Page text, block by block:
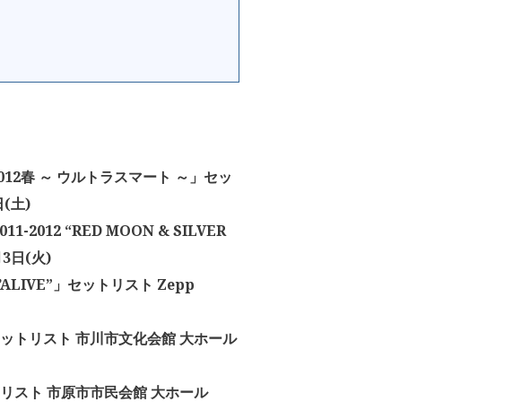
春 ～ ウルトラスマート ～」セッ
(土)
2012 “RED MOON & SILVER
3日(火)
」セットリスト Zepp
リスト 市川市文化会館 大ホール
スト 市原市市民会館 大ホール